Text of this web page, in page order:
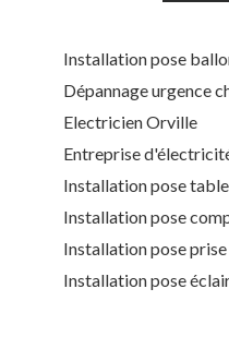
Installation pose
Dépannage urgence
Electricien Orville
Entreprise
Installation pose
Installation pose
Installation pose
Installation pose